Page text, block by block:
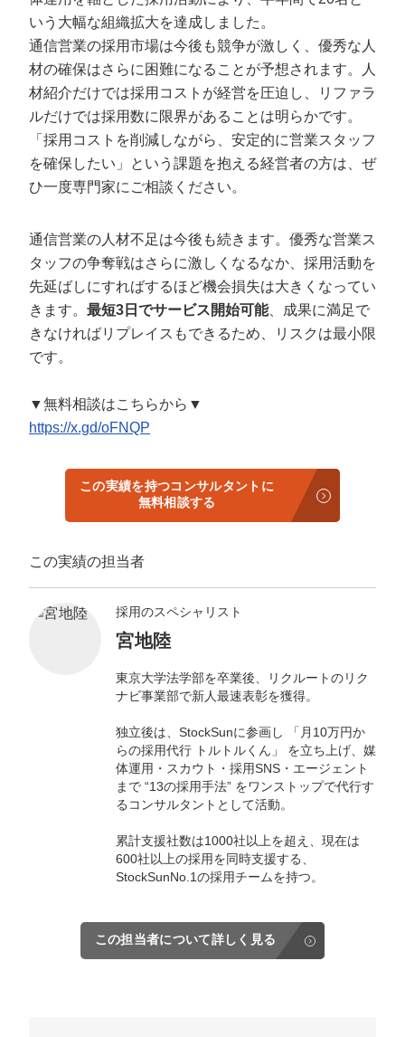
いう大幅な組織拡大を達成しました。
通信営業の採用市場は今後も競争が激しく、優秀な人
材の確保はさらに困難になることが予想されます。人
材紹介だけでは採用コストが経営を圧迫し、リファラ
ルだけでは採用数に限界があることは明らかです。
「採用コストを削減しながら、安定的に営業スタッフ
を確保したい」という課題を抱える経営者の方は、ぜ
ひ一度専門家にご相談ください。
通信営業の人材不足は今後も続きます。優秀な営業ス
タッフの争奪戦はさらに激しくなるなか、採用活動を
先延ばしにすればするほど機会損失は大きくなってい
きます。 最短3日でサービス開始可能、成果に満足で
きなければリプレイスもできるため、リスクは最小限
です。
▼無料相談はこちらから▼
https://x.gd/oFNQP
この実績を持つコンサルタントに
無料相談する
この実績の担当者
採用のスペシャリスト
宮地陸
東京大学法学部を卒業後、リクルートのリク
ナビ事業部で新人最速表彰を獲得。
独立後は、StockSunに参画し 「月10万円か
らの採用代行 トルトルくん」 を立ち上げ、媒
体運用・スカウト・採用SNS・エージェント
まで “13の採用手法” をワンストップで代行す
るコンサルタントとして活動。
累計支援社数は1000社以上を超え、現在は
600社以上の採用を同時支援する、
StockSunNo.1の採用チームを持つ。
この担当者について詳しく見る